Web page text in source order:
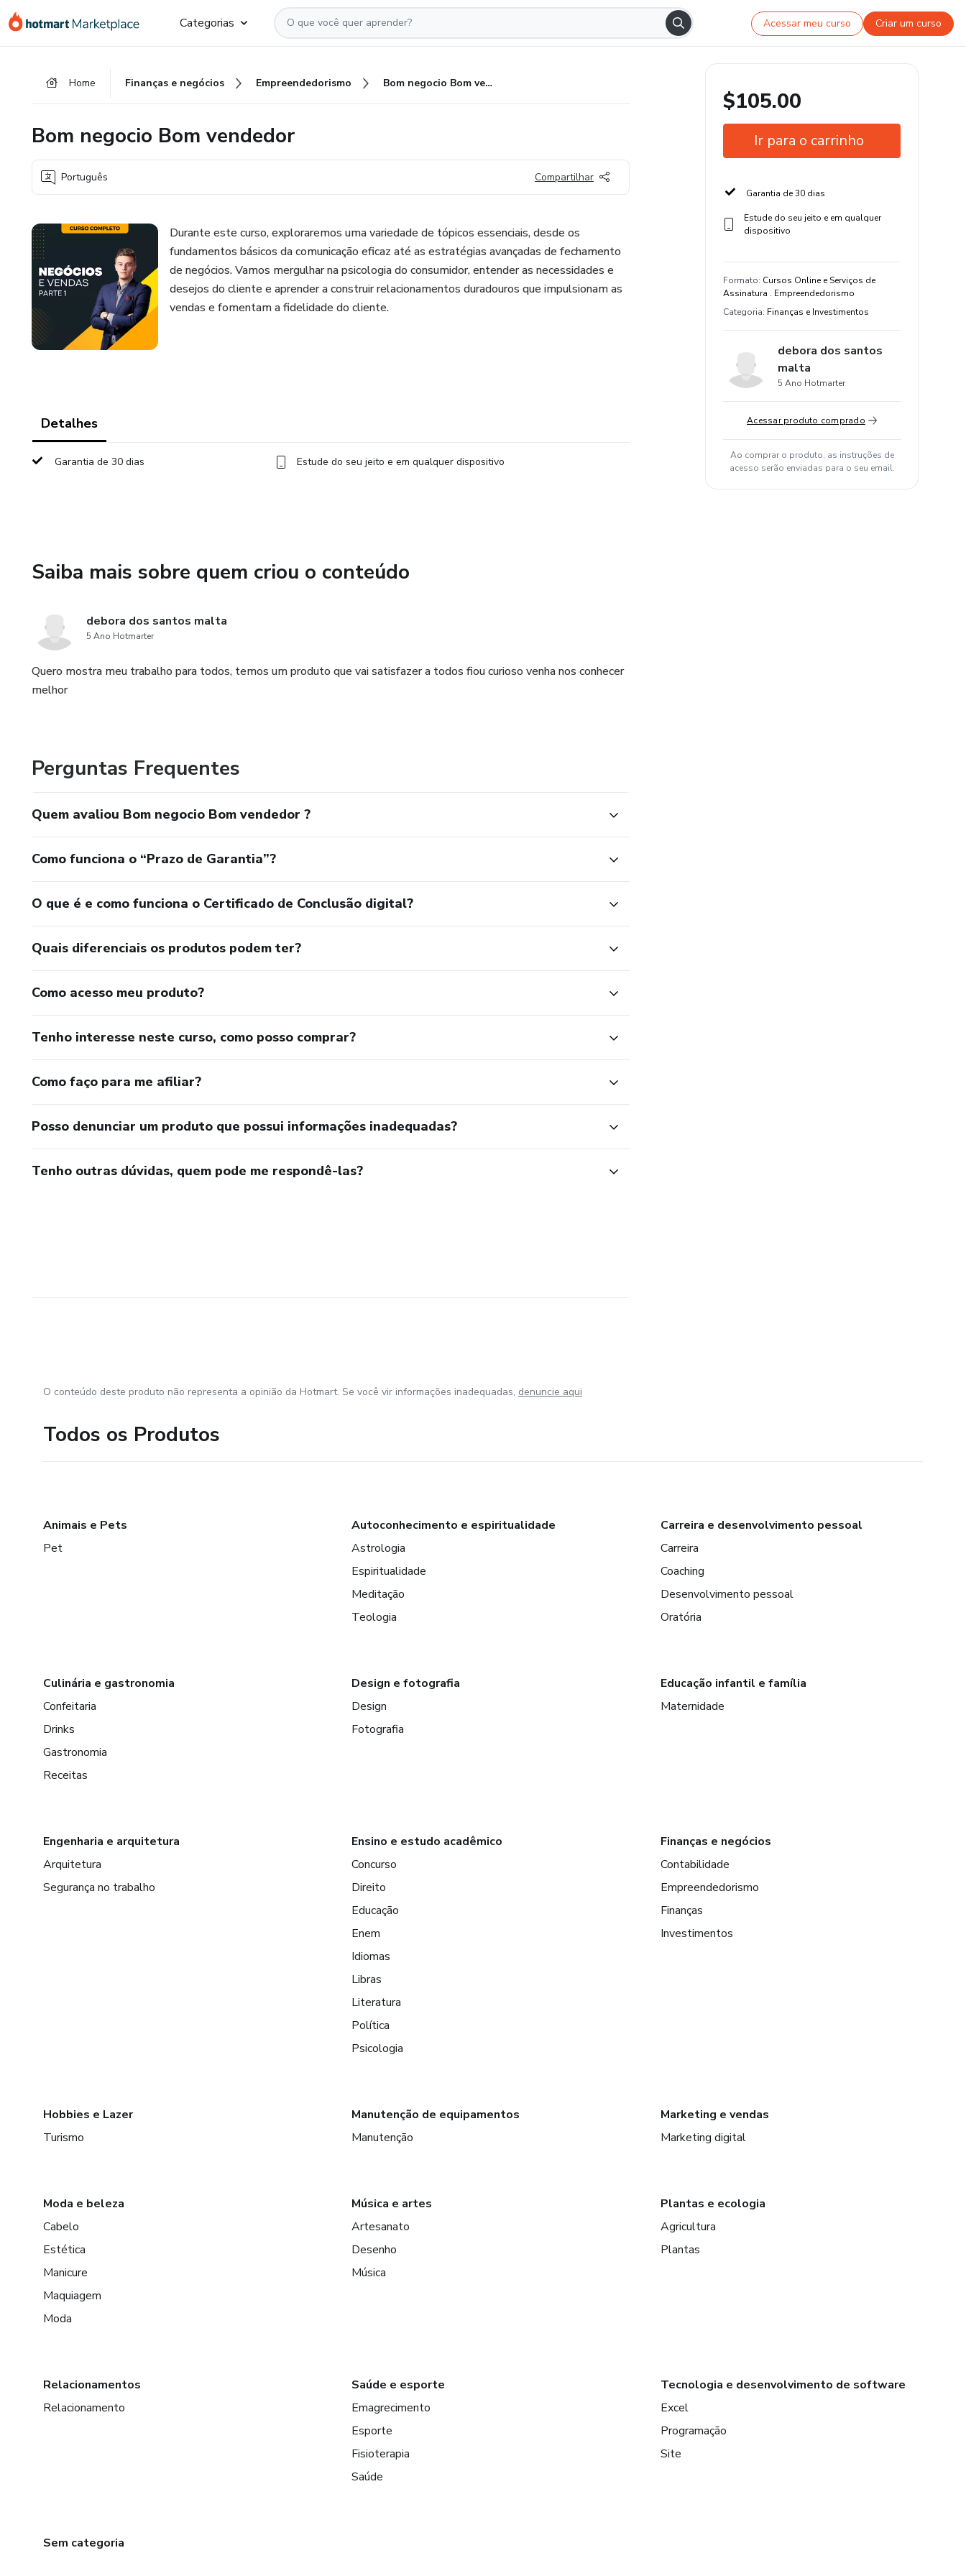
para
para
para
Categorias Acessar meu curso Criar um curso
Home Finanças e negócios Empreendedorismo Bom negocio Bom vendedor
Bom negocio Bom vendedor
Português Compartilhar
Durante este curso, exploraremos uma variedade de tópicos essenciais, desde os
fundamentos básicos da comunicação eficaz até as estratégias avançadas de fechamento
de negócios. Vamos mergulhar na psicologia do consumidor, entender as necessidades e
desejos do cliente e aprender a construir relacionamentos duradouros que impulsionam as
vendas e fomentam a fidelidade do cliente.
Detalhes
Garantia de 30 dias Estude do seu jeito e em qualquer dispositivo
Saiba mais sobre quem criou o conteúdo
debora dos santos malta
5 Ano Hotmarter
Quero mostra meu trabalho para todos, temos um produto que vai satisfazer a todos fiou curioso venha nos conhecer
melhor
Perguntas Frequentes
Quem avaliou Bom negocio Bom vendedor ?
Como funciona o “Prazo de Garantia”?
O que é e como funciona o Certificado de Conclusão digital?
Quais diferenciais os produtos podem ter?
Como acesso meu produto?
Tenho interesse neste curso, como posso comprar?
Como faço para me afiliar?
Posso denunciar um produto que possui informações inadequadas?
Tenho outras dúvidas, quem pode me respondê-las?
$105.00
Ir para o carrinho
Garantia de 30 dias
Estude do seu jeito e em qualquer
dispositivo
Formato: Cursos Online e Serviços de
Assinatura . Empreendedorismo
Categoria: Finanças e Investimentos
debora dos santos
malta
5 Ano Hotmarter
Acessar produto comprado
Ao comprar o produto, as instruções de
acesso serão enviadas para o seu email.
O conteúdo deste produto não representa a opinião da Hotmart. Se você vir informações inadequadas, denuncie aqui
Todos os Produtos
Animais e Pets
Pet
Autoconhecimento e espiritualidade
Astrologia
Espiritualidade
Meditação
Teologia
Carreira e desenvolvimento pessoal
Carreira
Coaching
Desenvolvimento pessoal
Oratória
Culinária e gastronomia
Confeitaria
Drinks
Gastronomia
Receitas
Design e fotografia
Design
Fotografia
Educação infantil e família
Maternidade
Engenharia e arquitetura
Arquitetura
Segurança no trabalho
Ensino e estudo acadêmico
Concurso
Direito
Educação
Enem
Idiomas
Libras
Literatura
Política
Psicologia
Finanças e negócios
Contabilidade
Empreendedorismo
Finanças
Investimentos
Hobbies e Lazer
Turismo
Manutenção de equipamentos
Manutenção
Marketing e vendas
Marketing digital
Moda e beleza
Cabelo
Estética
Manicure
Maquiagem
Moda
Música e artes
Artesanato
Desenho
Música
Plantas e ecologia
Agricultura
Plantas
Relacionamentos
Relacionamento
Saúde e esporte
Emagrecimento
Esporte
Fisioterapia
Saúde
Tecnologia e desenvolvimento de software
Excel
Programação
Site
Sem categoria